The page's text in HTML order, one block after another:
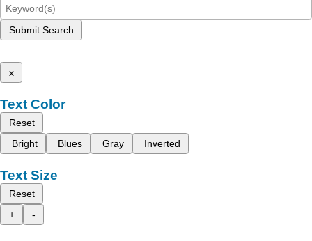
Submit Search
x
Text Color
Reset
Bright
Blues Gray Inverted
Text Size
Reset
+
-